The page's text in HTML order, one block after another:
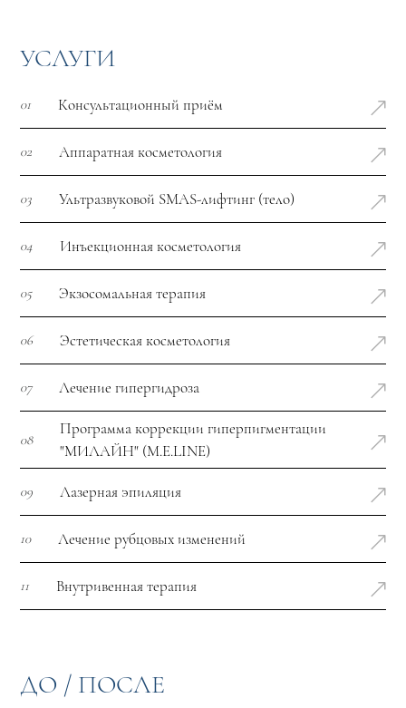
УСЛУГИ
01 Консультационный приём
02 Аппаратная косметология
03 Ультразвуковой SMAS-лифтинг (тело)
04 Инъекционная косметология
05 Экзосомальная терапия
06 Эстетическая косметология
07 Лечение гипергидроза
08
Программа коррекции гиперпигментации
"МИЛАЙН" (M.E.LINE)
09 Лазерная эпиляция
10 Лечение рубцовых изменений
11 Внутривенная терапия
ДО / ПОСЛЕ